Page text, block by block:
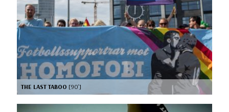
THE LAST TABOO [90’]